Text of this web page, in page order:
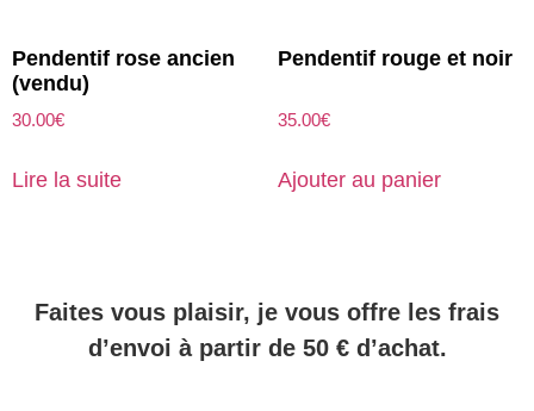
Pendentif rose ancien
(vendu)
30.00€
Lire la suite
Pendentif rouge et noir
35.00€
Ajouter au panier
Faites vous plaisir, je vous offre les frais
d’envoi à partir de 50 € d’achat.